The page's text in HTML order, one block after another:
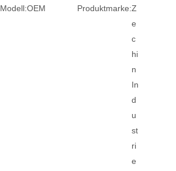
Modell:OEM Produktmarke:Z
e
c
hi
n
In
d
u
st
ri
e